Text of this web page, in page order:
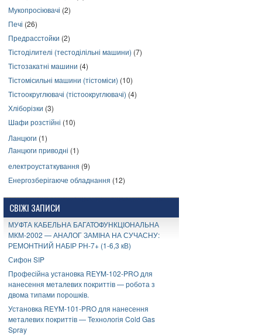
Мукопросіювачі (2)
Печі (26)
Предрасстойки (2)
Тістоділителі (тестоділільні машини) (7)
Тістозакатні машини (4)
Тістомісильні машини (тістоміси) (10)
Тістоокруглювачі (тістоокруглювачі) (4)
Хліборізки (3)
Шафи розстійні (10)
Ланцюги (1)
Ланцюги приводні (1)
електроустаткування (9)
Енергозберігаюче обладнання (12)
СВІЖІ ЗАПИСИ
МУФТА КАБЕЛЬНА БАГАТОФУНКЦІОНАЛЬНА
МКМ-2002 — АНАЛОГ ЗАМІНА НА СУЧАСНУ:
РЕМОНТНИЙ НАБІР РН-7+ (1-6,3 кВ)
Сифон SIP
Професійна установка REYM-102-PRO для
нанесення металевих покриттів — робота з
двома типами порошків.
Установка REYM-101-PRO для нанесення
металевих покриттів — Технологія Cold Gas
Spray